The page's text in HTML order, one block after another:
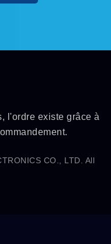
l'ordre existe grâce à
CO., LTD. All